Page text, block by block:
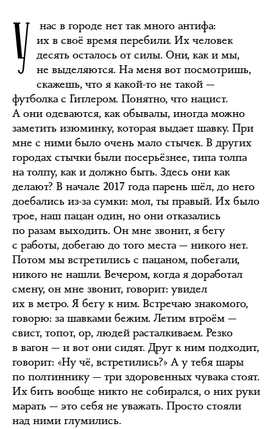
У
нас в городе нет так много антифа:
их в своё время перебили. Их человек
десять осталось от силы. Они, как и мы,
не выделяются. На меня вот посмотришь,
скажешь, что я какой-то не такой —
футболка с Гитлером. Понятно, что нацист.
А они одеваются, как обывалы, иногда можно
заметить изюминку, которая выдает шавку. При
мне с ними было очень мало стычек. В других
городах стычки были посерьёзнее, типа толпа
на толпу, как и должно быть. Здесь они как
делают? В начале 2017 года парень шёл, до него
доебались из-за сумки: мол, ты правый. Их было
трое, наш пацан один, но они отказались
по разам выходить. Он мне звонит, я бегу
с работы, добегаю до того места — никого нет.
Потом мы встретились с пацаном, побегали,
никого не нашли. Вечером, когда я доработал
смену, он мне звонит, говорит: увидел
их в метро. Я бегу к ним. Встречаю знакомого,
говорю: за шавками бежим. Летим втроём —
свист, топот, ор, людей расталкиваем. Резко
в вагон — и вот они сидят. Друг к ним подходит,
говорит: «Ну чё, встретились?» А у тебя шары
по полтиннику — три здоровенных чувака стоят.
Их бить вообще никто не собирался, о них руки
марать — это себя не уважать. Просто стояли
над ними глумились.